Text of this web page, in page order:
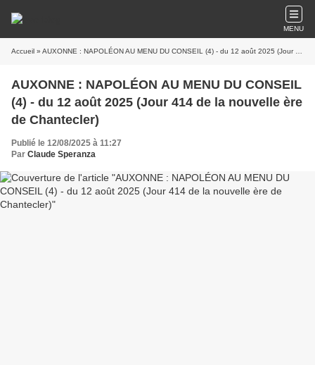
MENU
Accueil » AUXONNE : NAPOLÉON AU MENU DU CONSEIL (4) - du 12 août 2025 (Jour 414 de la nouvelle ère de Chantecler)
AUXONNE : NAPOLÉON AU MENU DU CONSEIL
(4) - du 12 août 2025 (Jour 414 de la nouvelle ère
de Chantecler)
Publié le 12/08/2025 à 11:27
Par Claude Speranza